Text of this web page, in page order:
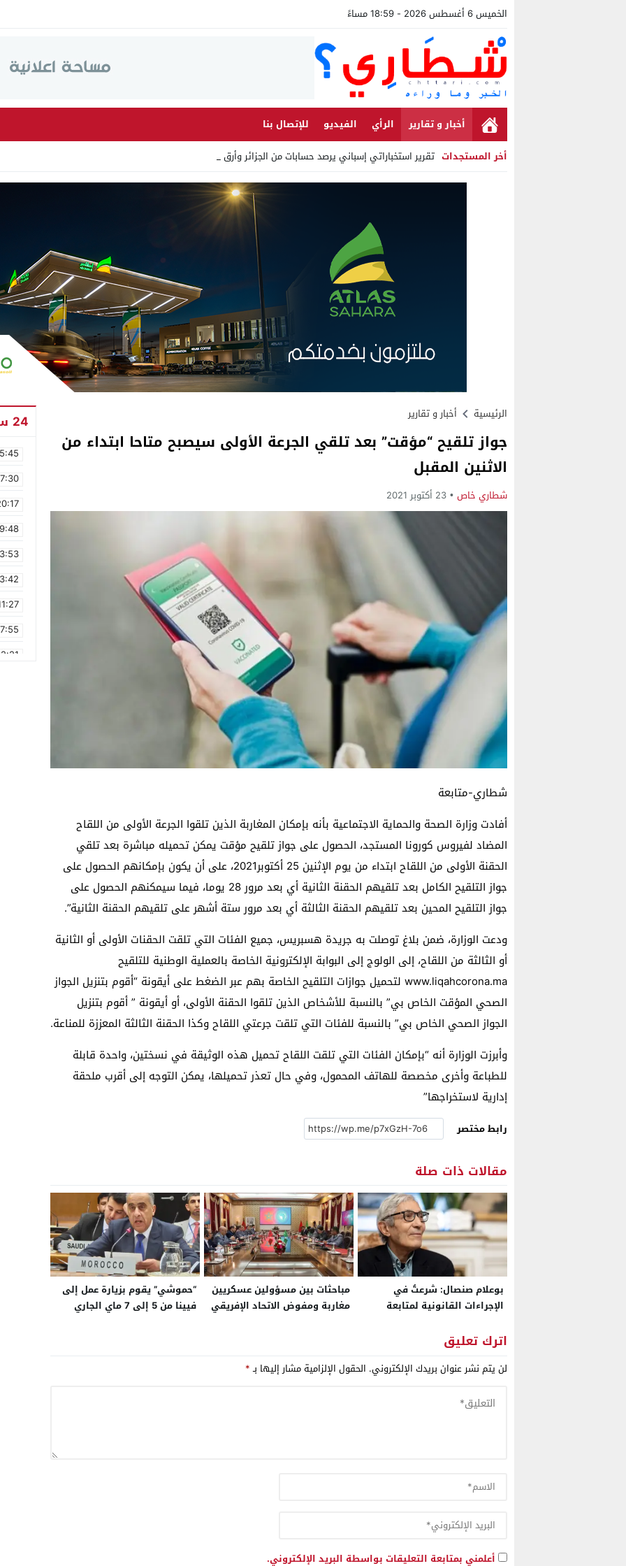
الخميس 6 أغسطس 2026 - 18:59 مساءً
أخبار و تقارير الرأي الفيديو
للإتصال بنا
أخر المستجدات تقرير استخباراتي إسباني يرصد حسابات من الجزائر وأرقاما بـ”213+_
Stop
الرئيسية أخبار و تقارير
جواز تلقيح “مؤقت” بعد تلقي الجرعة الأولى سيصبح متاحا ابتداء من
الاثنين المقبل
شطاري خاص 23 أكتوبر 2021
شطاري-متابعة
أفادت وزارة الصحة والحماية الاجتماعية بأنه بإمكان المغاربة الذين تلقوا الجرعة الأولى من اللقاح
المضاد لفيروس كورونا المستجد، الحصول على جواز تلقيح مؤقت يمكن تحميله مباشرة بعد تلقي
الحقنة الأولى من اللقاح ابتداء من يوم الإثنين 25 أكتوبر2021، على أن يكون بإمكانهم الحصول على
جواز التلقيح الكامل بعد تلقيهم الحقنة الثانية أي بعد مرور 28 يوما، فيما سيمكنهم الحصول على
جواز التلقيح المحين بعد تلقيهم الحقنة الثالثة أي بعد مرور ستة أشهر على تلقيهم الحقنة الثانية”.
ودعت الوزارة، ضمن بلاغ توصلت به جريدة هسبريس، جميع الفئات التي تلقت الحقنات الأولى أو الثانية
أو الثالثة من اللقاح، إلى الولوج إلى البوابة الإلكترونية الخاصة بالعملية الوطنية للتلقيح
www.liqahcorona.ma لتحميل جوازات التلقيح الخاصة بهم عبر الضغط على أيقونة “أقوم بتنزيل الجواز
الصحي المؤقت الخاص بي” بالنسبة للأشخاص الذين تلقوا الحقنة الأولى، أو أيقونة ” أقوم بتنزيل
الجواز الصحي الخاص بي” بالنسبة للفئات التي تلقت جرعتي اللقاح وكذا الحقنة الثالثة المعززة للمناعة.
وأبرزت الوزارة أنه “بإمكان الفئات التي تلقت اللقاح تحميل هذه الوثيقة في نسختين، واحدة قابلة
للطباعة وأخرى مخصصة للهاتف المحمول، وفي حال تعذر تحميلها، يمكن التوجه إلى أقرب ملحقة
إدارية لاستخراجها”
رابط مختصر
مقالات ذات صلة
بوعلام صنصال: شرعتُ في
الإجراءات القانونية لمتابعة
الدولي وأخبرته بذلك عندما كنت
معتقلا
مباحثات بين مسؤولين عسكريين
مغاربة ومفوض الاتحاد الإفريقي
“حموشي” يقوم بزيارة عمل إلى
فيينا من 5 إلى 7 ماي الجاري
اترك تعليق
لن يتم نشر عنوان بريدك الإلكتروني. الحقول الإلزامية مشار إليها بـ*
أعلمني بمتابعة التعليقات بواسطة البريد الإلكتروني.
24 ساعة